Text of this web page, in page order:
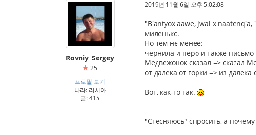
Rovniy_Sergey
25
프로필 보기
나라: 러시아
글: 415
2019년 11월 6일 오후 5:02:08
"B'antyox aawe, jwal xinaatenq'a,
миленько.
Но тем не менее:
чернила и перо и также письмо
Медвежонок сказал => сказал
от далека от горки => из далека
Вот, как-то так.
"Стесняюсь" спросить, а почему